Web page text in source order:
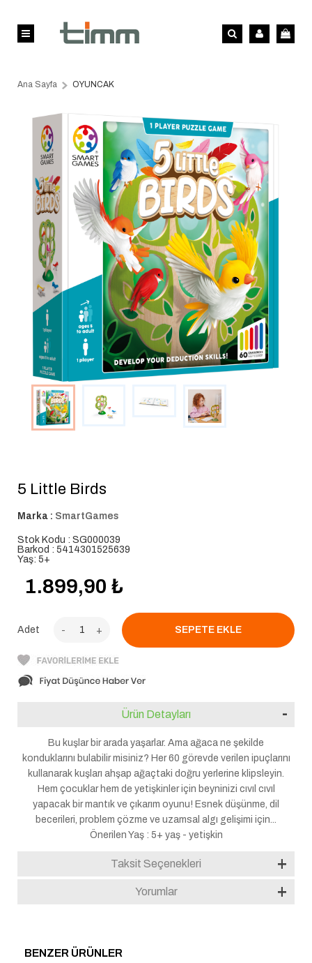
Ana Sayfa OYUNCAK
5 Little Birds
Marka : SmartGames
Stok Kodu : SG000039
Barkod : 5414301525639
Yaş: 5+
1.899,90 ₺
Adet +
-
Ürün Detayları
Bu kuşlar bir arada yaşarlar. Ama ağaca ne şekilde
konduklarını bulabilir misiniz? Her 60 görevde verilen ipuçlarını
kullanarak kuşları ahşap ağaçtaki doğru yerlerine klipsleyin.
Hem çocuklar hem de yetişkinler için beyninizi cıvıl cıvıl
yapacak bir mantık ve çıkarım oyunu! Esnek düşünme, dil
becerileri, problem çözme ve uzamsal algı gelişimi için...
Önerilen Yaş : 5+ yaş - yetişkin
Taksit Seçenekleri
Yorumlar
BENZER ÜRÜNLER